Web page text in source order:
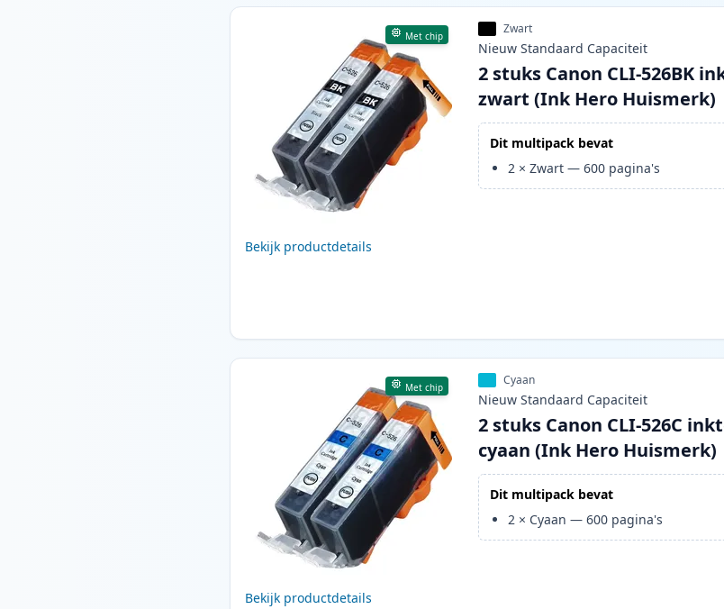
Met chip
Bekijk productdetails
Zwart
Nieuw Standaard Capaciteit
2 stuks Canon CLI-526BK
zwart (Ink Hero Huismerk)
Dit multipack bevat
2 ×Zwart —600 pagina's
Met chip
Bekijk productdetails
Cyaan
Nieuw Standaard Capaciteit
2 stuks Canon CLI-526C
cyaan (Ink Hero Huismerk)
Dit multipack bevat
2 × Cyaan —600 pagina's